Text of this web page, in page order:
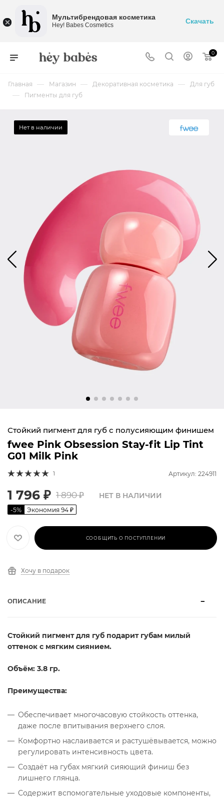
0
Главная — Магазин — Декоративная косметика — Для губ
— Пигменты для губ
Нет в наличии
Стойкий пигмент для губ с полусияющим финишем
fwee Pink Obsession Stay-fit Lip Tint
G01 Milk Pink
1 Артикул: 224911
1 796 ₽ 1 890₽
-5% Экономия 94 ₽
НЕТ В НАЛИЧИИ
СООБЩИТЬ О ПОСТУПЛЕНИИ
Хочу в подарок
ОПИСАНИЕ
Стойкий пигмент для губ подарит губам милый
оттенок с мягким сиянием.
Объём: 3.8 гр.
Преимущества:
Обеспечивает многочасовую стойкость оттенка,
даже после впитывания верхнего слоя.
Комфортно наслаивается и растушёвывается, можно
регулировать интенсивность цвета.
Создаёт на губах мягкий сияющий финиш без
лишнего глянца.
Содержит вспомогательные уходовые компоненты,
Мультибрендовая косметика
Hey! Babes Cosmetics Скачать